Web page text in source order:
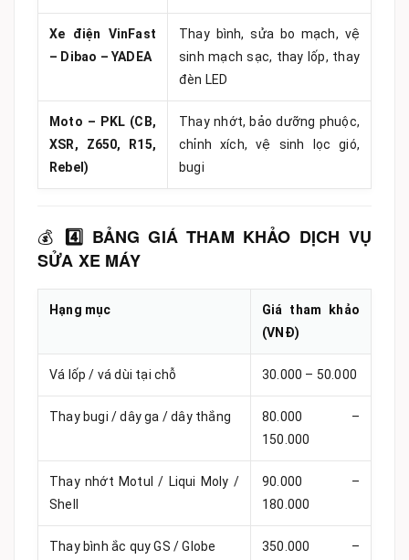
Xe điện VinFast
– Dibao – YADEA
Thay bình, sửa bo mạch, vệ
sinh mạch sạc, thay lốp, thay
đèn LED
Moto – PKL (CB,
XSR, Z650, R15,
Rebel)
Thay nhớt, bảo dưỡng phuộc,
chỉnh xích, vệ sinh lọc gió,
bugi
💰 4️⃣ BẢNG GIÁ THAM KHẢO DỊCH VỤ
SỬA XE MÁY
Hạng mục
Giá tham khảo
(VNĐ)
Vá lốp / vá dùi tại chỗ 30.000 – 50.000
Thay bugi / dây ga / dây thắng
80.000 –
150.000
Thay nhớt Motul / Liqui Moly /
Shell
90.000 –
180.000
Thay bình ắc quy GS / Globe
350.000 –